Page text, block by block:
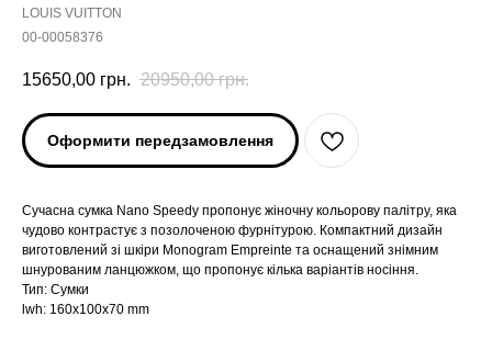
LOUIS VUITTON
00-00058376
15650,00 грн. 20950,00 грн.
Оформити передзамовлення
Сучасна сумка Nano Speedy пропонує жіночну кольорову палітру, яка
чудово контрастує з позолоченою фурнітурою. Компактний дизайн
виготовлений зі шкіри Monogram Empreinte та оснащений знімним
шнурованим ланцюжком, що пропонує кілька варіантів носіння.
Тип: Сумки
lwh: 160x100x70 mm